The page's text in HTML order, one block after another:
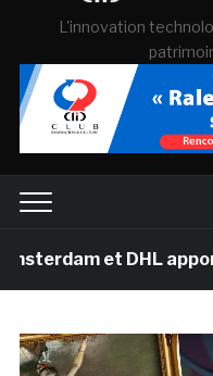
L'innovation
et DHL apportent